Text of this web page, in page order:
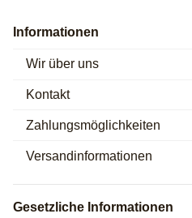
Informationen
Wir über uns
Kontakt
Zahlungsmöglichkeiten
Versandinformationen
Gesetzliche Informationen